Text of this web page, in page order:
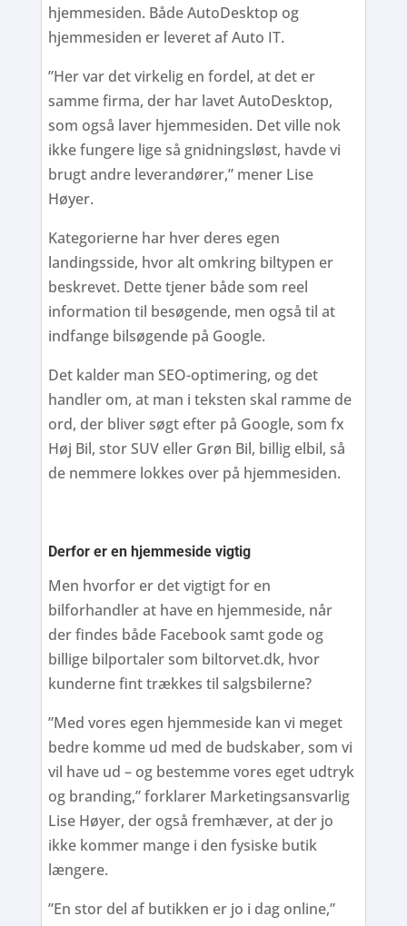
hjemmesiden. Både AutoDesktop og
hjemmesiden er leveret af Auto IT.
”Her var det virkelig en fordel, at det er
samme firma, der har lavet AutoDesktop,
som også laver hjemmesiden. Det ville nok
ikke fungere lige så gnidningsløst, havde vi
brugt andre leverandører,” mener Lise
Høyer.
Kategorierne har hver deres egen
landingsside, hvor alt omkring biltypen er
beskrevet. Dette tjener både som reel
information til besøgende, men også til at
indfange bilsøgende på Google.
Det kalder man SEO-optimering, og det
handler om, at man i teksten skal ramme de
ord, der bliver søgt efter på Google, som fx
Høj Bil, stor SUV eller Grøn Bil, billig elbil, så
de nemmere lokkes over på hjemmesiden.
Derfor er en hjemmeside vigtig
Men hvorfor er det vigtigt for en
bilforhandler at have en hjemmeside, når
der findes både Facebook samt gode og
billige bilportaler som biltorvet.dk, hvor
kunderne fint trækkes til salgsbilerne?
”Med vores egen hjemmeside kan vi meget
bedre komme ud med de budskaber, som vi
vil have ud – og bestemme vores eget udtryk
og branding,” forklarer Marketingsansvarlig
Lise Høyer, der også fremhæver, at der jo
ikke kommer mange i den fysiske butik
længere.
”En stor del af butikken er jo i dag online,”